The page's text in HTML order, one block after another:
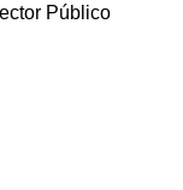
Público